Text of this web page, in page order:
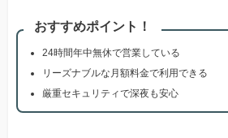
おすすめポイント！
24時間年中無休で営業している
リーズナブルな月額料金で利用できる
厳重セキュリティで深夜も安心